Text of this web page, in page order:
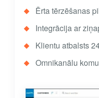
Ērta tērzēšanas
Integrācija ar
Klientu atbalsts
Omnikanālu